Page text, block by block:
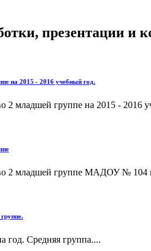
презентации и
на 2015 - 2016 учебный год.
2 младшей группе на 2015 - 2016
2 младшей группе МАДОУ № 104
год. Средняя группа....